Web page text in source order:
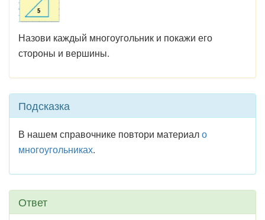
Назови каждый многоугольник и покажи его
стороны и вершины.
Подсказка
В нашем справочнике повтори материало
многоугольниках.
Ответ